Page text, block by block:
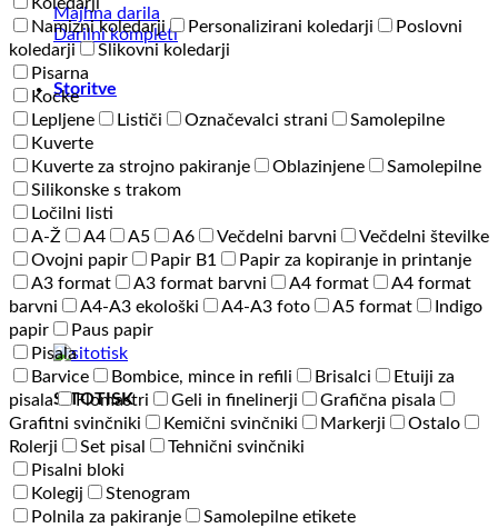
Majhna darila
Darilni kompleti
Storitve
SITOTISK
Flexfit®
Cap
količina
Namizni koledarji
Personalizirani koledarji
Poslovni
koledarji
Slikovni koledarji
Pisarna
Kocke
Lepljene
Lističi Označevalci strani
Samolepilne
Kuverte
Kuverte za strojno pakiranje
Oblazinjene
Samolepilne
Silikonske s trakom
Ločilni listi
A-Ž
A4 A5 A6 Večdelni barvni
Večdelni številke
Ovojni papir
Papir B1
Papir za kopiranje in printanje
A3 format
A3 format barvni A4 format
A4 format
barvni
A4-A3 ekološki A4-A3 foto A5 format
Indigo
papir
Paus papir
Pisala
Barvice
Bombice, mince in refili Brisalci
Etuiji za
pisala
Flomastri Geli in finelinerji
Grafična pisala
Grafitni svinčniki
Kemični svinčniki Markerji
Ostalo
Rolerji
Set pisal
Tehnični svinčniki
Pisalni bloki
Kolegij
Stenogram
Polnila za pakiranje
Samolepilne etikete